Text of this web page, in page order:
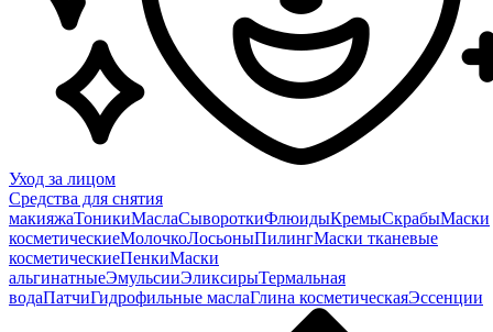
Уход за лицом
Средства для снятия
макияжаТоникиМаслаСывороткиФлюидыКремыСкрабыМаски
косметическиеМолочкоЛосьоныПилингМаски тканевые
косметическиеПенкиМаски
альгинатныеЭмульсииЭликсирыТермальная
водаПатчиГидрофильные маслаГлина косметическаяЭссенции